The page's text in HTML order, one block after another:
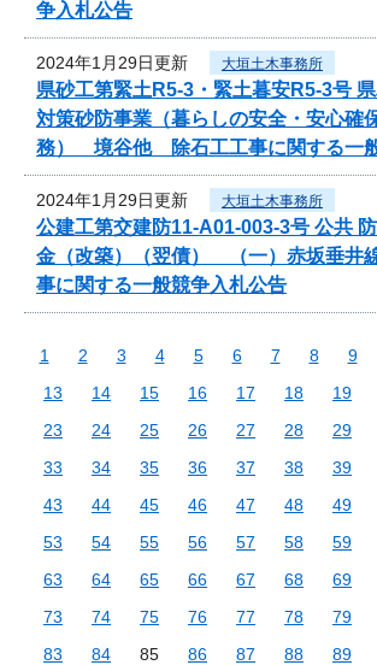
争入札公告
2024年1月29日更新 大垣土木事務所
県砂工第緊土R5-3・緊土暮安R5-3号
対策砂防事業（暮らしの安全・安心確
務） 境谷他 除石工工事に関する一
2024年1月29日更新 大垣土木事務所
公建工第交建防11-A01-003-3号 公共
金（改築）（翌債） （一）赤坂垂井
事に関する一般競争入札公告
1 2 3 4 5 6 7 8 9
13
14 15 16 17 18 19
23
24 25 26 27 28 29
33
34 35 36 37 38 39
43
44 45 46 47 48 49
53
54 55 56 57 58 59
63
64 65 66 67 68 69
73
74 75 76 77 78 79
83
84 85 86 87 88 89